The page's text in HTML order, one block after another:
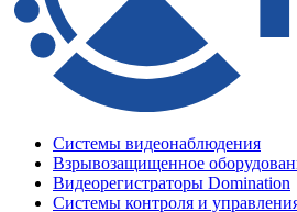
Системы видеонаблюдения
Взрывозащищенное
Видеорегистраторы Domination
Системы контроля и